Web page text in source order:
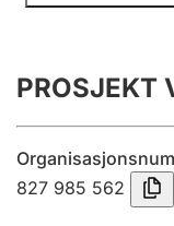
Årsrekneskap
Innsending og
PROSJEKT
827 985 562